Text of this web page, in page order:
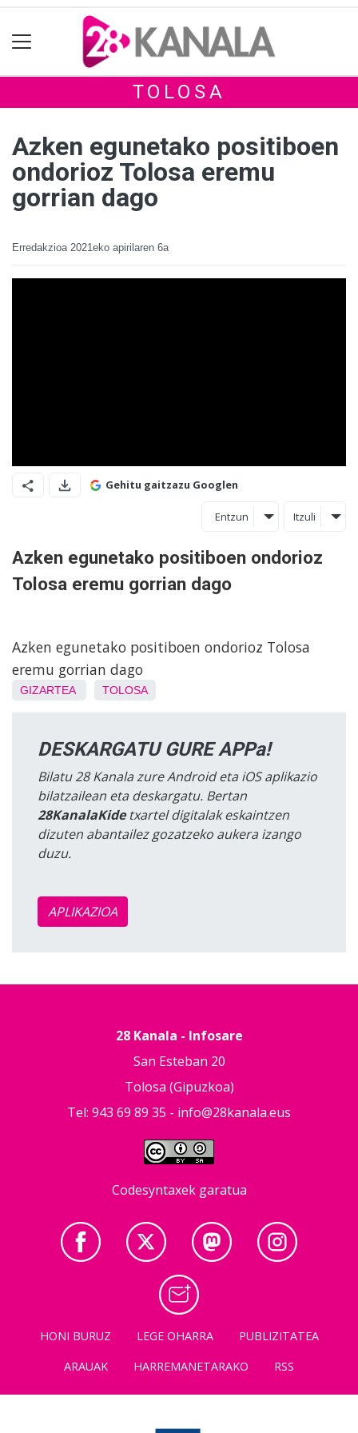
TOLOSA
Azken egunetako positiboen
ondorioz Tolosa eremu
gorrian dago
Erredakzioa 2021eko apirilaren 6a
Gehitu gaitzazu Googlen
Entzun Itzuli
Azken egunetako positiboen ondorioz
Tolosa eremu gorrian dago
Azken egunetako positiboen ondorioz Tolosa
eremu gorrian dago
GIZARTEA TOLOSA
DESKARGATU GURE APPa!
Bilatu 28 Kanala zure Android eta iOS aplikazio
bilatzailean eta deskargatu. Bertan
28KanalaKidetxartel digitalak eskaintzen
dizuten abantailez gozatzeko aukera izango
duzu.
APLIKAZIOA
28 Kanala - Infosare
San Esteban 20
Tolosa (Gipuzkoa)
Tel: 943 69 89 35 - info@28kanala.eus
Codesyntaxek garatua
HONI BURUZ LEGE OHARRA
PUBLIZITATEA
ARAUAK
HARREMANETARAKO RSS